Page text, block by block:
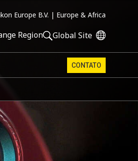
Europe B.V. | Europe & Africa
Region Global Site
CONTATO